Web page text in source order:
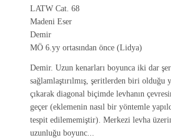
LATW Cat. 68
Madeni Eser
Demir
MÖ 6.yy ortasından önce (Lidya)
Demir. Uzun kenarları boyunca iki dar
sağlamlaştırılmış, şeritlerden biri olduğu
çıkarak diagonal biçimde levhanın
geçer (eklemenin nasıl bir yöntemle
tespit edilememiştir). Merkezi levha
uzunluğu boyunc...